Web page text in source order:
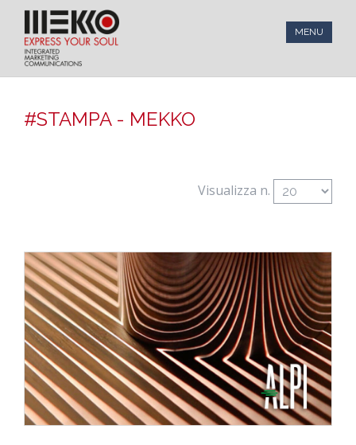
MENU
#STAMPA - MEKKO
Visualizza n.